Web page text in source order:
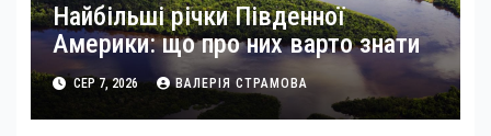
Найбільші річки Південної
Америки: що про них варто знати
СЕР 7, 2026 ВАЛЕРІЯ СТРАМОВА